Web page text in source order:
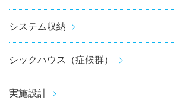
システム収納
シックハウス（症候群）
実施設計